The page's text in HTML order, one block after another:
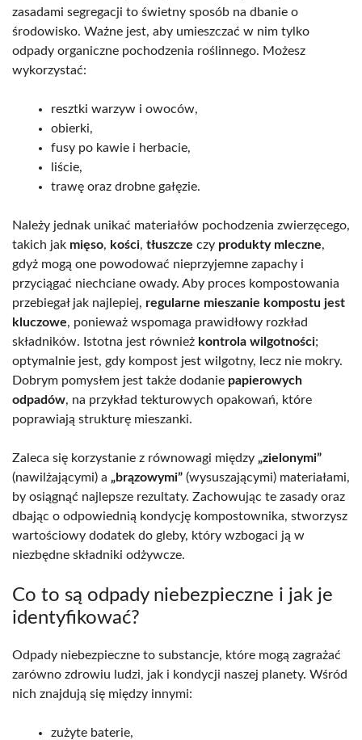
zasadami segregacji to świetny sposób na dbanie o
środowisko. Ważne jest, aby umieszczać w nim tylko
odpady organiczne pochodzenia roślinnego. Możesz
wykorzystać:
resztki warzyw i owoców,
obierki,
fusy po kawie i herbacie,
liście,
trawę oraz drobne gałęzie.
Należy jednak unikać materiałów pochodzenia zwierzęcego,
takich jak mięso, kości, tłuszcze czy produkty mleczne,
gdyż mogą one powodować nieprzyjemne zapachy i
przyciągać niechciane owady. Aby proces kompostowania
przebiegał jak najlepiej, regularne mieszanie kompostu jest
kluczowe, ponieważ wspomaga prawidłowy rozkład
składników. Istotna jest również kontrola wilgotności;
optymalnie jest, gdy kompost jest wilgotny, lecz nie mokry.
Dobrym pomysłem jest także dodanie papierowych
odpadów, na przykład tekturowych opakowań, które
poprawiają strukturę mieszanki.
Zaleca się korzystanie z równowagi między „zielonymi”
(nawilżającymi) a „brązowymi” (wysuszającymi) materiałami,
by osiągnąć najlepsze rezultaty. Zachowując te zasady oraz
dbając o odpowiednią kondycję kompostownika, stworzysz
wartościowy dodatek do gleby, który wzbogaci ją w
niezbędne składniki odżywcze.
Co to są odpady niebezpieczne i jak je
identyfikować?
Odpady niebezpieczne to substancje, które mogą zagrażać
zarówno zdrowiu ludzi, jak i kondycji naszej planety. Wśród
nich znajdują się między innymi:
zużyte baterie,